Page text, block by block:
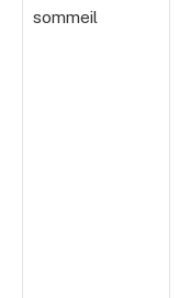
sommeil